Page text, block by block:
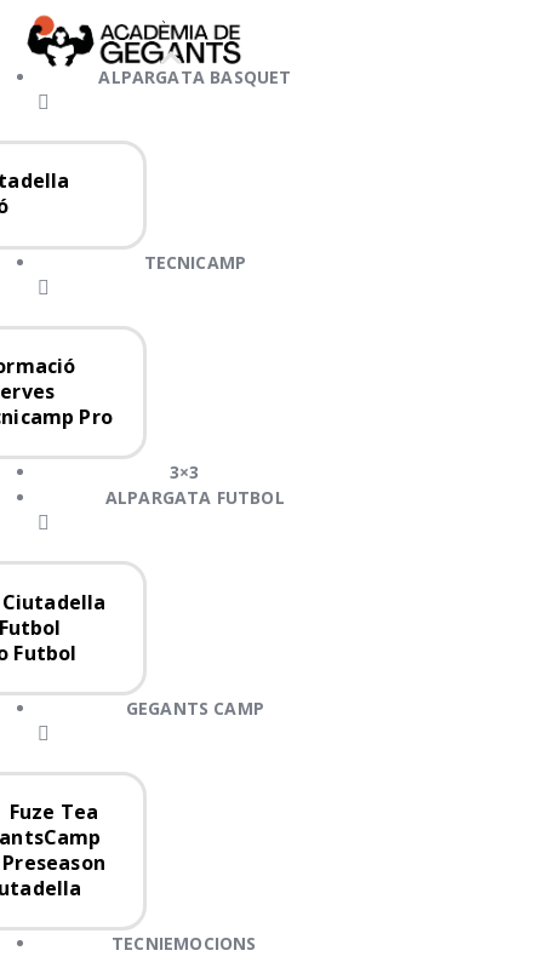
ALPARGATA BASQUET
TECNICAMP
Pro
3×3
ALPARGATA FUTBOL
Ciutadella
Futbol
GEGANTS CAMP
Fuze Tea
Preseason
TECNIEMOCIONS
Alpargata Basquet
Tecnicamp
3×3
Alpargata Futbol
Gegants Camp
Tecniemocions
Contacte